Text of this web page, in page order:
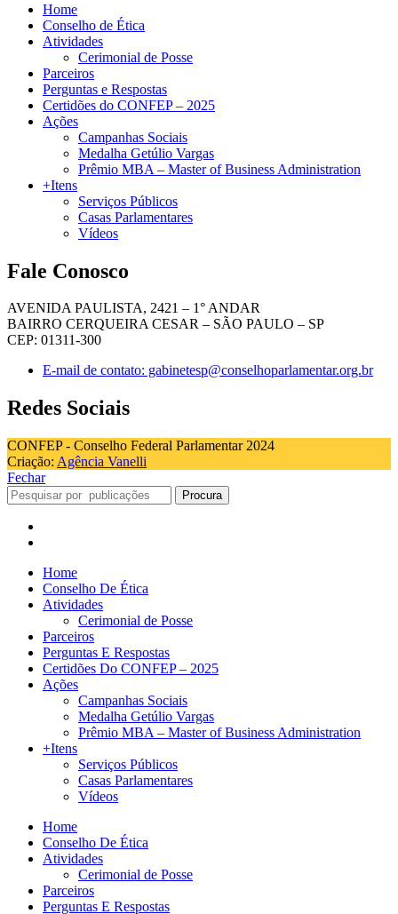
Home
Conselho de Ética
Atividades
Cerimonial de Posse
Parceiros
Perguntas e Respostas
Certidões do CONFEP – 2025
Ações
Campanhas Sociais
Medalha Getúlio Vargas
Prêmio MBA – Master of Business Administration
+Itens
Serviços Públicos
Casas Parlamentares
Vídeos
Fale Conosco
AVENIDA PAULISTA, 2421 – 1° ANDAR
BAIRRO CERQUEIRA CESAR – SÃO PAULO – SP
CEP: 01311-300
E-mail de contato: gabinetesp@conselhoparlamentar.org.br
Redes Sociais
CONFEP - Conselho Federal Parlamentar 2024
Criação: Agência Vanelli
Fechar
Procura
Home
Conselho De Ética
Atividades
Cerimonial de Posse
Parceiros
Perguntas E Respostas
Certidões Do CONFEP – 2025
Ações
Campanhas Sociais
Medalha Getúlio Vargas
Prêmio MBA – Master of Business Administration
+Itens
Serviços Públicos
Casas Parlamentares
Vídeos
Home
Conselho De Ética
Atividades
Cerimonial de Posse
Parceiros
Perguntas E Respostas